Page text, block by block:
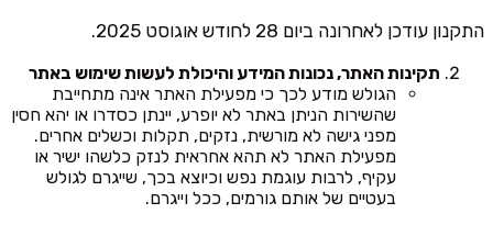
התקנון עודכן לאחרונה ביום 28 לחודש אוגוסט 2025.
תקינות האתר, נכונות המידע והיכולת לעשות שימוש באתר
הגולש מודע לכך כי מפעילת האתר אינה מתחייבת
שהשירות הניתן באתר לא יופרע, יינתן כסדרו או יהא חסין
מפני גישה לא מורשית, נזקים, תקלות וכשלים אחרים.
מפעילת האתר לא תהא אחראית לנזק כלשהו ישיר או
עקיף, לרבות עוגמת נפש וכיוצא בכך, שייגרם לגולש
בעטיים של אותם גורמים, ככל וייגרם.